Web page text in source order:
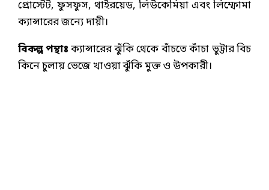
প্রোস্টেট, ফুসফুস, থাইরয়েড, লিউকেমিয়া এবং লিম্ফোমা
ক্যান্সারের জন্যে দায়ী।
বিকল্প পন্থাঃ ক্যান্সারের ঝুঁকি থেকে বাঁচতে কাঁচা ভুট্টার বিচ
কিনে চুলায় ভেজে খাওয়া ঝুঁকি মুক্ত ও উপকারী।